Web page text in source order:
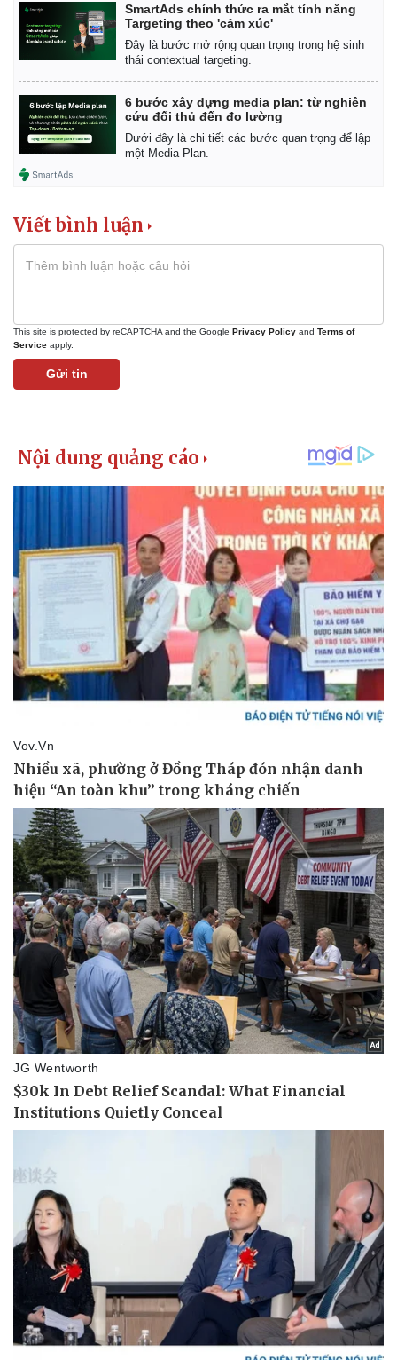
Kinh tế
Bất động sản
Khởi nghiệp
Thị trường
Giá vàng
Tiêu dùng
Tỷ giá
Chứng khoán
Giá cà phê
SmartAds chính thức ra mắt tính năng
Targeting theo 'cảm xúc'
Đây là bước mở rộng quan trọng trong hệ sinh
thái contextual targeting.
6 bước xây dựng media plan: từ nghiên
cứu đối thủ đến đo lường
Dưới đây là chi tiết các bước quan trọng để lập
một Media Plan.
Viết bình luận
This site is protected by reCAPTCHA and the Google Privacy Policy and Terms of
Service apply.
Gửi tin